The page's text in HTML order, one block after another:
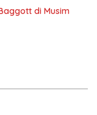
di Musim